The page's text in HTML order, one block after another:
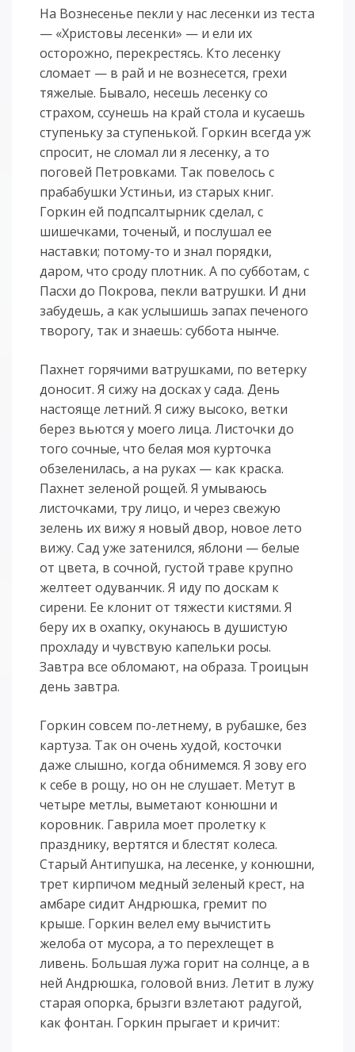
На Вознесенье пекли у нас лесенки из теста
— «Христовы лесенки» — и ели их
осторожно, перекрестясь. Кто лесенку
сломает — в рай и не вознесется, грехи
тяжелые. Бывало, несешь лесенку со
страхом, ссунешь на край стола и кусаешь
ступеньку за ступенькой. Горкин всегда уж
спросит, не сломал ли я лесенку, а то
поговей Петровками. Так повелось с
прабабушки Устиньи, из старых книг.
Горкин ей подпсалтырник сделал, с
шишечками, точеный, и послушал ее
наставки; потому-то и знал порядки,
даром, что сроду плотник. А по субботам, с
Пасхи до Покрова, пекли ватрушки. И дни
забудешь, а как услышишь запах печеного
творогу, так и знаешь: суббота нынче.
Пахнет горячими ватрушками, по ветерку
доносит. Я сижу на досках у сада. День
настояще летний. Я сижу высоко, ветки
берез вьются у моего лица. Листочки до
того сочные, что белая моя курточка
обзеленилась, а на руках — как краска.
Пахнет зеленой рощей. Я умываюсь
листочками, тру лицо, и через свежую
зелень их вижу я новый двор, новое лето
вижу. Сад уже затенился, яблони — белые
от цвета, в сочной, густой траве крупно
желтеет одуванчик. Я иду по доскам к
сирени. Ее клонит от тяжести кистями. Я
беру их в охапку, окунаюсь в душистую
прохладу и чувствую капельки росы.
Завтра все обломают, на образа. Троицын
день завтра.
Горкин совсем по-летнему, в рубашке, без
картуза. Так он очень худой, косточки
даже слышно, когда обнимемся. Я зову его
к себе в рощу, но он не слушает. Метут в
четыре метлы, выметают конюшни и
коровник. Гаврила моет пролетку к
празднику, вертятся и блестят колеса.
Старый Антипушка, на лесенке, у конюшни,
трет кирпичом медный зеленый крест, на
амбаре сидит Андрюшка, гремит по
крыше. Горкин велел ему вычистить
желоба от мусора, а то перехлещет в
ливень. Большая лужа горит на солнце, а в
ней Андрюшка, головой вниз. Летит в лужу
старая опорка, брызги взлетают радугой,
как фонтан. Горкин прыгает и кричит: